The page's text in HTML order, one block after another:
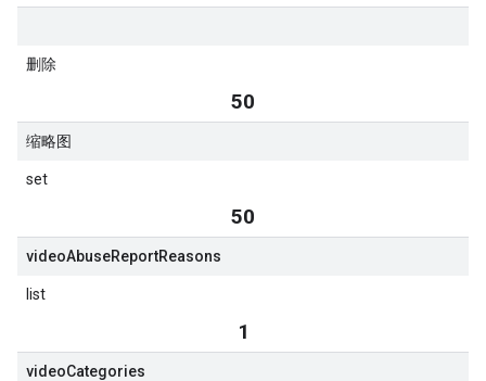
删除
50
缩略图
set
50
videoAbuseReportReasons
list
1
videoCategories